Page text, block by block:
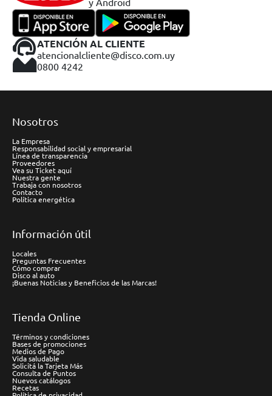
ATENCIÓN AL CLIENTE
atencionalcliente@disco.com.uy
0800 4242
Nosotros
La Empresa
Responsabilidad social y empresarial
Línea de transparencia
Proveedores
Vea su Ticket aquí
Nuestra gente
Trabaja con nosotros
Contacto
Política energética
Información útil
Locales
Preguntas Frecuentes
Cómo comprar
Disco al auto
¡Buenas Noticias y Beneficios de las Marcas!
Tienda Online
Términos y condiciones
Bases de promociones
Medios de Pago
Vida saludable
Solicitá la Tarjeta Más
Consulta de Puntos
Nuevos catálogos
Recetas